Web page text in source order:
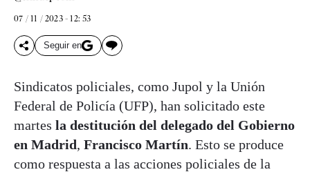
07 / 11 / 2023 - 12: 53
Seguir en
Sindicatos policiales, como Jupol y la Unión
Federal de Policía (UFP), han solicitado este
martes la destitución del delegado del Gobierno
en Madrid, Francisco Martín. Esto se produce
como respuesta a las acciones policiales de la